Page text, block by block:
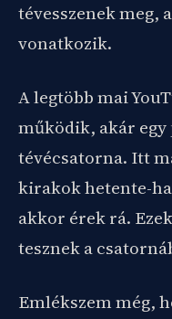
tévesszenek meg,
vonatkozik.
A legtöbb mai
működik, akár
tévécsatorna. Itt
kirakok hetente-
akkor érek rá.
tesznek a
Emlékszem még,